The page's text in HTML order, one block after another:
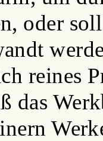
oder
reines
das